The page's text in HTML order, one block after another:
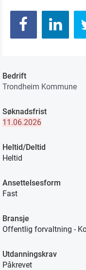
Bedrift
Trondheim Kommune
Søknadsfrist
11.06.2026
Heltid/Deltid
Heltid
Ansettelsesform
Fast
Bransje
Offentlig forvaltning -
Utdanningskrav
Påkrevet